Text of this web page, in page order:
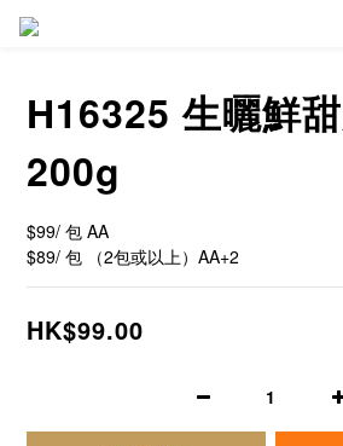
H16325 生曬鮮
200g
$99/ 包 AA
$89/ 包 （2包或以上）AA+2
HK$99.00